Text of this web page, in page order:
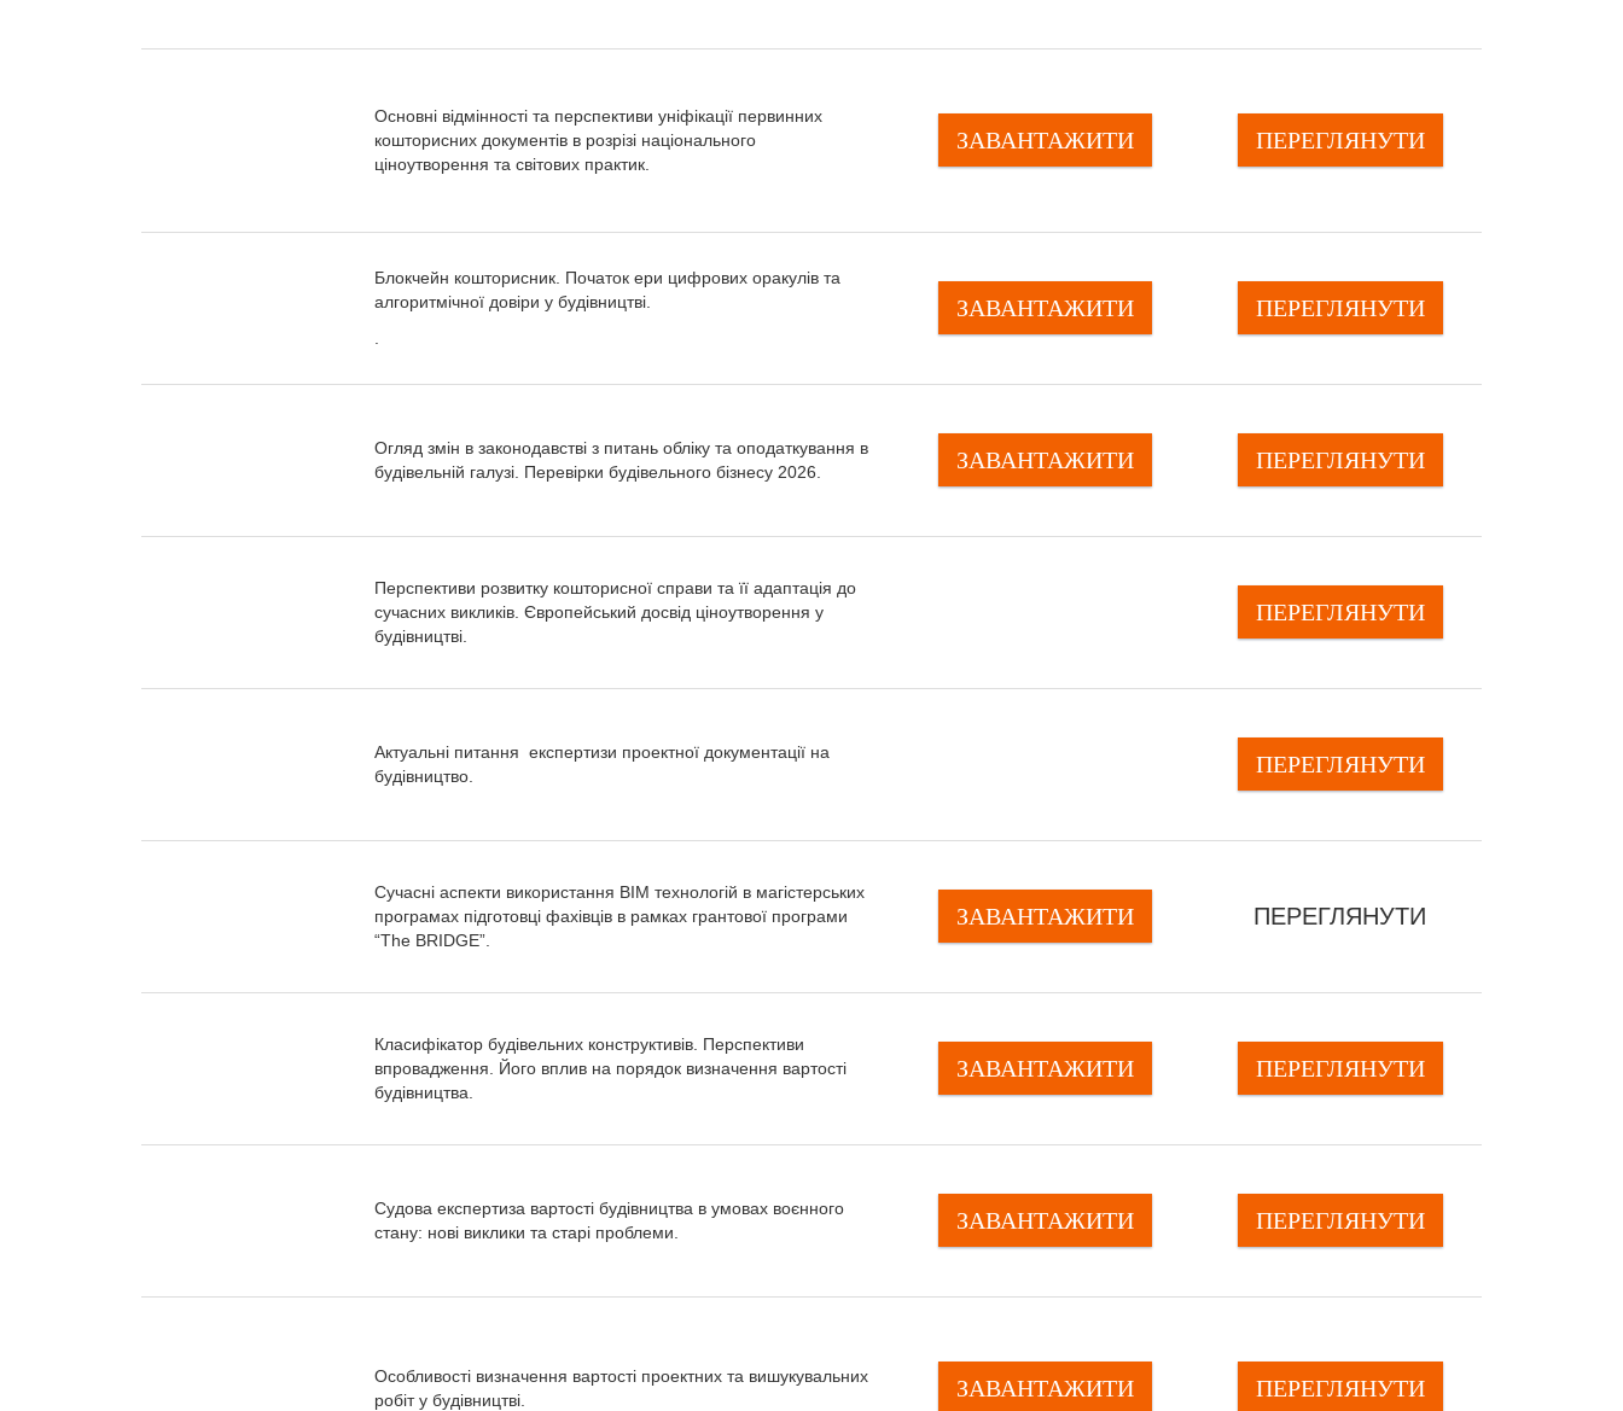
Основні відмінності та перспективи уніфікації первинних
кошторисних документів в розрізі національного
ціноутворення та світових практик.
ЗАВАНТАЖИТИ ПЕРЕГЛЯНУTИ
Блокчейн кошторисник. Початок ери цифрових оракулів та
алгоритмічної довіри у будівництві.
ЗАВАНТАЖИТИ ПЕРЕГЛЯНУTИ
Огляд змін в законодавстві з питань обліку та оподаткування в
будівельній галузі. Перевірки будівельного бізнесу 2026.
ЗАВАНТАЖИТИ ПЕРЕГЛЯНУTИ
Перспективи розвитку кошторисної справи та її адаптація до
сучасних викликів. Європейський досвід ціноутворення у
будівництві.
ПЕРЕГЛЯНУTИ
Актуальні питання експертизи проектної документації на
будівництво.
ПЕРЕГЛЯНУTИ
Сучасні аспекти використання ВІМ технологій в магістерських
програмах підготовці фахівців в рамках грантової програми
“The BRIDGE”.
ЗАВАНТАЖИТИ ПЕРЕГЛЯНУTИ
Класифікатор будівельних конструктивів. Перспективи
впровадження. Його вплив на порядок визначення вартості
будівництва.
ЗАВАНТАЖИТИ ПЕРЕГЛЯНУTИ
Судова експертиза вартості будівництва в умовах воєнного
стану: нові виклики та старі проблеми.
ЗАВАНТАЖИТИ ПЕРЕГЛЯНУTИ
Особливості визначення вартості проектних та вишукувальних
робіт у будівництві.
ЗАВАНТАЖИТИ ПЕРЕГЛЯНУTИ